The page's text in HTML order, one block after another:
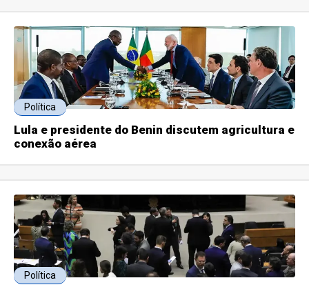
Política
Lula e presidente do Benin discutem agricultura e
conexão aérea
Política